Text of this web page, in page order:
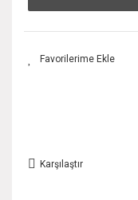
Karşılaştır